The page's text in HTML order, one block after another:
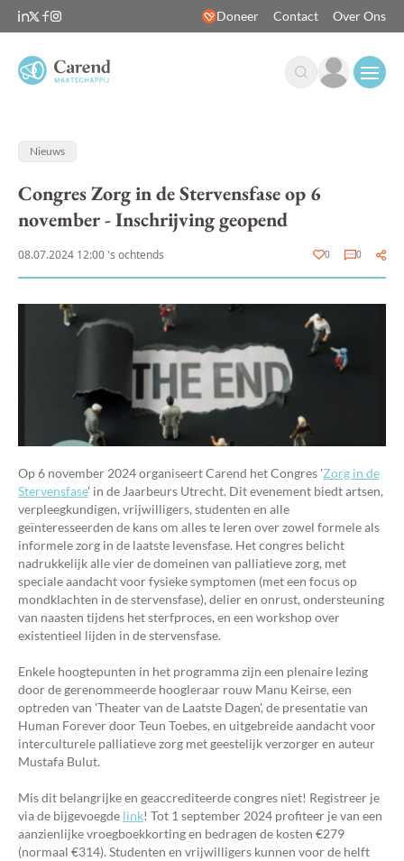
Doneer Contact Over Ons
Nieuws
Congres Zorg in de Stervensfase op 6
november - Inschrijving geopend
08.07.2024 12:00 's ochtends 0 0
Op 6 november 2024 organiseert Carend het Congres 'Zorg in de
Stervensfase' in de Jaarbeurs Utrecht. Dit evenement biedt artsen,
verpleegkundigen, vrijwilligers, studenten en alle
geïnteresseerden de kans om alles te leren over zowel formele als
informele zorg in de laatste levensfase. Het congres belicht
nadrukkelijk alle vier de domeinen van palliatieve zorg, met
speciale aandacht voor fysieke symptomen (met een focus op
mondklachten in de stervensfase), delier en onrust, ondersteuning
van naasten tijdens het sterfproces, en een workshop over
existentieel lijden in de stervensfase.
Enkele hoogtepunten in het programma zijn een plenaire lezing
door de gerenommeerde hoogleraar rouw Manu Keirse, een
optreden van 'Theater van de Laatste Dagen', de presentatie van
Human Forever door Teun Toebes, en uitgebreide aandacht voor
interculturele palliatieve zorg met geestelijk verzorger en auteur
Mustafa Bulut.
Mis dit belangrijke en geaccrediteerde congres niet! Registreer je
via de bijgevoegde link! Tot 1 september 2024 profiteer je van een
aanzienlijke vroegboekkorting en bedragen de kosten €279
(normaal €314). Studenten en vrijwilligers kunnen voor de helft